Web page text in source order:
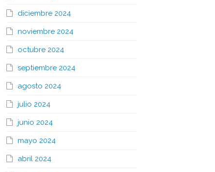
diciembre 2024
noviembre 2024
octubre 2024
septiembre 2024
agosto 2024
julio 2024
junio 2024
mayo 2024
abril 2024